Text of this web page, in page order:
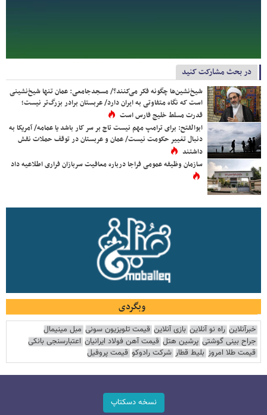
در بحث مشارکت کنید
شیخ‌نشین‌ها چگونه فکر می‌کنند؟/ مسجدجامعی: عمان تنها شیخ‌نشینی
است که نگاه متفاوتی به ایران دارد/ عربستان برادر بزرگ‌تر نیست؛
قدرت مسلط خلیج فارس است
ابوالفتح: برای ترامپ مهم نیست تاج بر سر کار باشد یا عمامه/ آمریکا به
دنبال تغییر حکومت نیست/ عمان و عربستان در توقف حملات نقش
داشتند
سازمان وظیفه عمومی فراجا درباره معافیت سربازان فراری اطلاعیه داد
وبگردی
خبرآنلاین راه نو آنلاین بازی آنلاین قیمت تلویزیون سونی مبل مینیمال
جراح بینی گوشتی پرشین هتل قیمت آهن فولاد ایرانیان اعتبارسنجی بانکی
قیمت طلا امروز بلیط قطار شرکت رادوکو قیمت پروفیل
نسخه دسکتاپ